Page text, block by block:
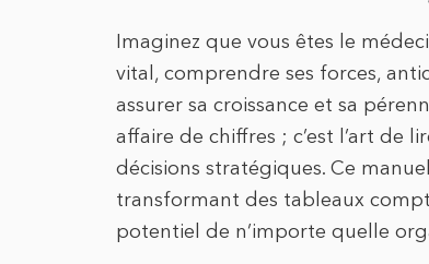
Imaginez que vous êtes le
vital, comprendre ses forces,
assurer sa croissance et sa
affaire de chiffres ; c’est l’art de
décisions stratégiques. Ce
transformant des tableaux
potentiel de n’importe quelle